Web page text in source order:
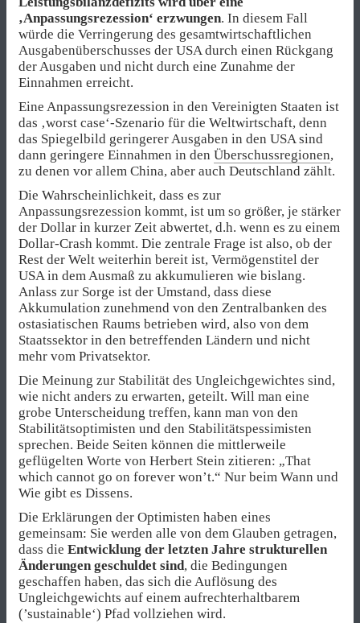
‚Anpassungsrezession‘ erzwungen. In diesem Fall
würde die Verringerung des gesamtwirtschaftlichen
Ausgabenüberschusses der USA durch einen Rückgang
der Ausgaben und nicht durch eine Zunahme der
Einnahmen erreicht.
Eine Anpassungsrezession in den Vereinigten Staaten ist
das ‚worst case‘-Szenario für die Weltwirtschaft, denn
das Spiegelbild geringerer Ausgaben in den USA sind
dann geringere Einnahmen in den Überschussregionen,
zu denen vor allem China, aber auch Deutschland zählt.
Die Wahrscheinlichkeit, dass es zur
Anpassungsrezession kommt, ist um so größer, je stärker
der Dollar in kurzer Zeit abwertet, d.h. wenn es zu einem
Dollar-Crash kommt. Die zentrale Frage ist also, ob der
Rest der Welt weiterhin bereit ist, Vermögenstitel der
USA in dem Ausmaß zu akkumulieren wie bislang.
Anlass zur Sorge ist der Umstand, dass diese
Akkumulation zunehmend von den Zentralbanken des
ostasiatischen Raums betrieben wird, also von dem
Staatssektor in den betreffenden Ländern und nicht
mehr vom Privatsektor.
Die Meinung zur Stabilität des Ungleichgewichtes sind,
wie nicht anders zu erwarten, geteilt. Will man eine
grobe Unterscheidung treffen, kann man von den
Stabilitätsoptimisten und den Stabilitätspessimisten
sprechen. Beide Seiten können die mittlerweile
geflügelten Worte von Herbert Stein zitieren: „That
which cannot go on forever won’t.“ Nur beim Wann und
Wie gibt es Dissens.
Die Erklärungen der Optimisten haben eines
gemeinsam: Sie werden alle von dem Glauben getragen,
dass die Entwicklung der letzten Jahre strukturellen
Änderungen geschuldet sind, die Bedingungen
geschaffen haben, das sich die Auflösung des
Ungleichgewichts auf einem aufrechterhaltbarem
(’sustainable‘) Pfad vollziehen wird.